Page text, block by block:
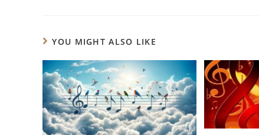
YOU MIGHT ALSO LIKE